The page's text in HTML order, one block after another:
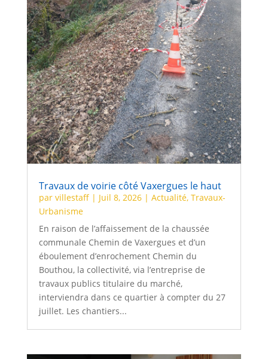
Travaux de voirie côté Vaxergues le haut
par villestaff| Juil 8, 2026| Actualité, Travaux-
Urbanisme
En raison de l’affaissement de la chaussée
communale Chemin de Vaxergues et d’un
éboulement d’enrochement Chemin du
Bouthou, la collectivité, via l’entreprise de
travaux publics titulaire du marché,
interviendra dans ce quartier à compter du 27
juillet. Les chantiers...